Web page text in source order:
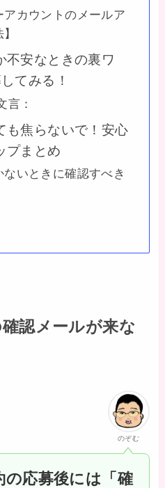
アカウントのメールア
不安なときの裏ワ
てみる！
言：
も焦らないで！安心
プまとめ
ないときに確認すべき
認メールが来な
のぞむ
応募後には「確